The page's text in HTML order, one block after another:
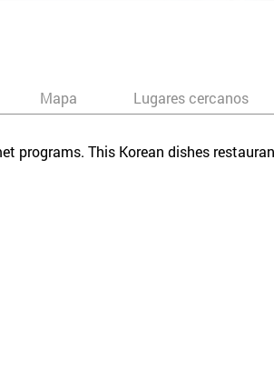
Mapa Lugares cercanos
programs. This Korean dishes